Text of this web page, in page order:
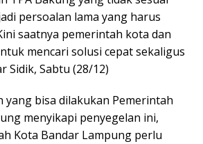
persoalan lama yang harus
saatnya pemerintah kota dan
mencari solusi cepat sekaligus
Sidik, Sabtu (28/12)
yang bisa dilakukan Pemerintah
menyikapi penyegelan ini,
Kota Bandar Lampung perlu